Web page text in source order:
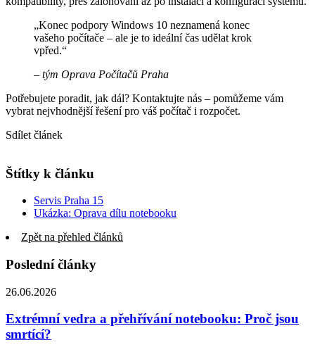
„Konec podpory Windows 10 neznamená konec
vašeho počítače – ale je to ideální čas udělat krok
vpřed.“
– tým Oprava Počítačů Praha
Potřebujete poradit, jak dál? Kontaktujte nás – pomůžeme vám
vybrat nejvhodnější řešení pro váš počítač i rozpočet.
Sdílet článek
Štítky k článku
Servis Praha 15
Ukázka: Oprava dílu notebooku
Zpět na přehled článků
Poslední články
26.06.2026
Extrémní vedra a přehřívání notebooku: Proč jsou
smrtící?